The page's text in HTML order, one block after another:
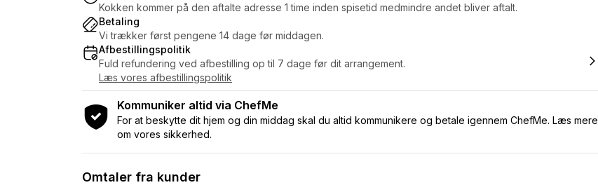
Kokken kommer på den aftalte adresse 1 time inden spisetid medmindre andet bliver aftalt.
Betaling
Vi trækker først pengene 14 dage før middagen.
Afbestillingspolitik
Fuld refundering ved afbestilling op til 7 dage før dit arrangement.
Læs vores afbestillingspolitik
Kommuniker altid via ChefMe
For at beskytte dit hjem og din middag skal du altid kommunikere og betale igennem ChefMe. Læs mere
om vores sikkerhed.
Omtaler fra kunder